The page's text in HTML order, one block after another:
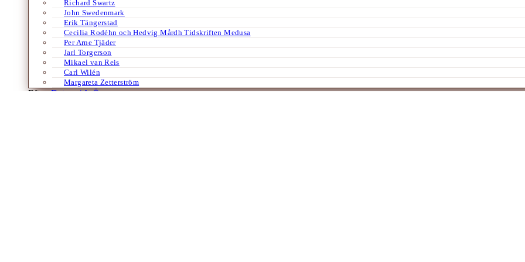
Richard Swartz
John Swedenmark
Erik Tängerstad
Cecilia Rodéhn och Hedvig Mårdh Tidskriften Medusa
Per Arne Tjäder
Jarl Torgerson
Mikael van Reis
Carl Wilén
Margareta Zetterström
Efter:Datum /A-Ö